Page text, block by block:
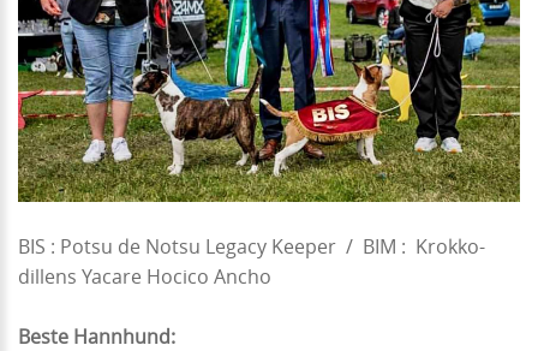
BIS : Potsu de Notsu Legacy Keeper / BIM : Krokko-
dillens Yacare Hocico Ancho
Beste Hannhund: